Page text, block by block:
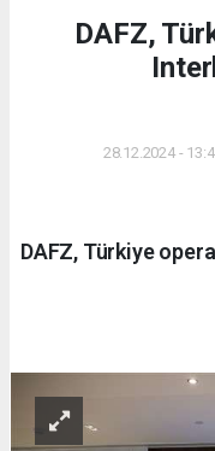
DAFZ,
28.12.2024 -
DAFZ, Türkiye